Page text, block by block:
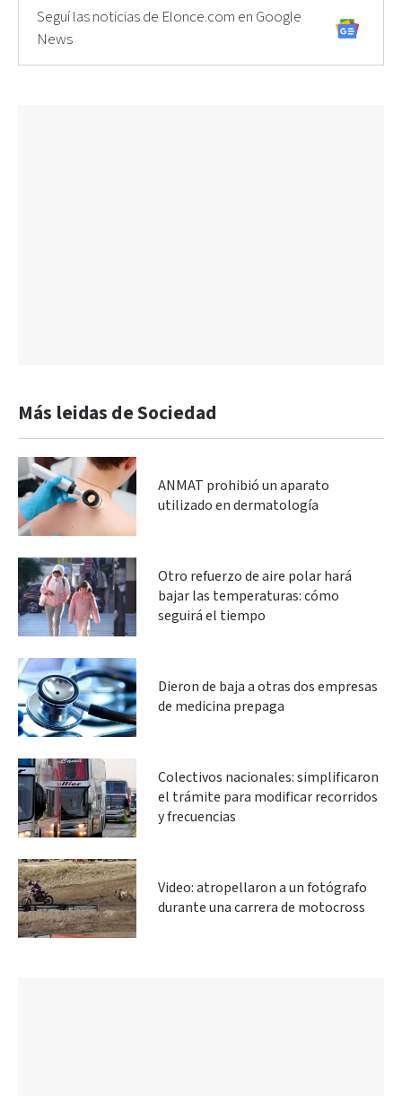
Seguí las noticias de Elonce.com en Google
News
Más leidas de Sociedad
ANMAT prohibió un aparato
utilizado en dermatología
Otro refuerzo de aire polar hará
bajar las temperaturas: cómo
seguirá el tiempo
Dieron de baja a otras dos empresas
de medicina prepaga
Colectivos nacionales: simplificaron
el trámite para modificar recorridos
y frecuencias
Video: atropellaron a un fotógrafo
durante una carrera de motocross